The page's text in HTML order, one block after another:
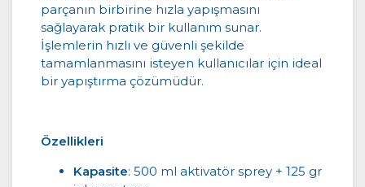
parçanın birbirine hızla yapışmasını
sağlayarak pratik bir kullanım sunar.
İşlemlerin hızlı ve güvenli şekilde
tamamlanmasını isteyen kullanıcılar için ideal
bir yapıştırma çözümüdür.
Özellikleri
Kapasite: 500 ml aktivatör sprey + 125 gr